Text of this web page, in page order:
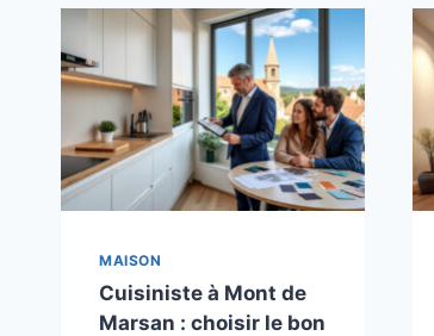
MAISON
Cuisiniste à Mont de
Marsan : choisir le bon